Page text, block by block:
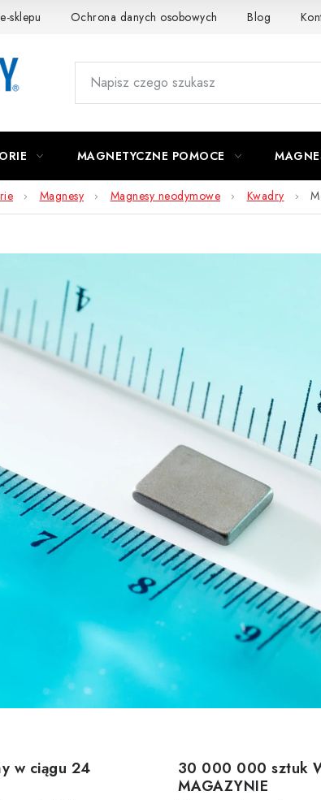
sklepu Ochrona danych osobowych Blog
MAGNETYCZNE POMOCE
Magnesy Magnesy neodymowe Kwadry
w ciągu 24
30 000 000 sztuk
MAGAZYNIE